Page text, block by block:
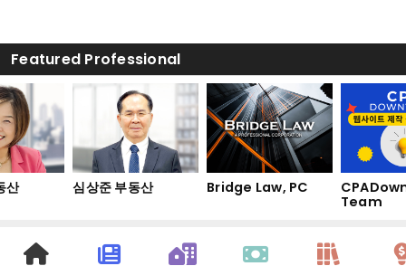
Featured Professional
심상준 부동산 Bridge Law, PC
Team